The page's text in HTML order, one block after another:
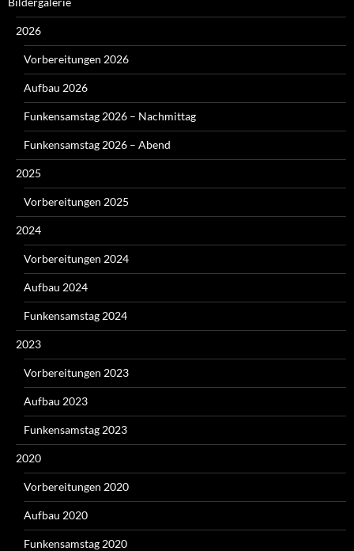
2026
Vorbereitungen 2026
Aufbau 2026
Funkensamstag 2026 – Nachmittag
Funkensamstag 2026 – Abend
2025
Vorbereitungen 2025
2024
Vorbereitungen 2024
Aufbau 2024
Funkensamstag 2024
2023
Vorbereitungen 2023
Aufbau 2023
Funkensamstag 2023
2020
Vorbereitungen 2020
Aufbau 2020
Funkensamstag 2020